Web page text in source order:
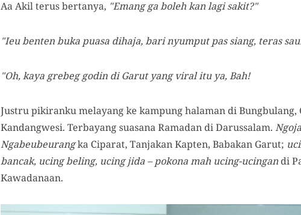
Aa Akil terus bertanya, "Emang ga boleh kan lagi sakit?"
"Ieu benten buka puasa dihaja, bari nyumput pas siang, teras
"Oh, kaya grebeg godin di Garut yang viral itu ya, Bah!
Justru pikiranku melayang ke kampung halaman di
Kandangwesi. Terbayang suasana Ramadan di Darussalam.
Ngabeubeurangka Ciparat, Tanjakan Kapten, Babakan Garut;
bancak, ucing beling, ucing jida – pokona mah ucing-ucingan di
Kawadanaan.